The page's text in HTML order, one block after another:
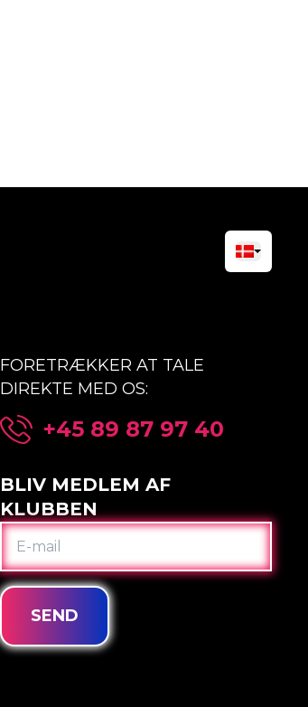
FORETRÆKKER AT TALE
DIREKTE MED OS:
+45 89 87 97 40
BLIV MEDLEM AF
KLUBBEN
E-
MAIL
SEND